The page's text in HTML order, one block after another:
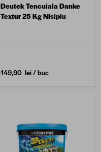
Deutek Tencuiala Danke
Textur 25 Kg Nisipiu
149,90 lei/ buc